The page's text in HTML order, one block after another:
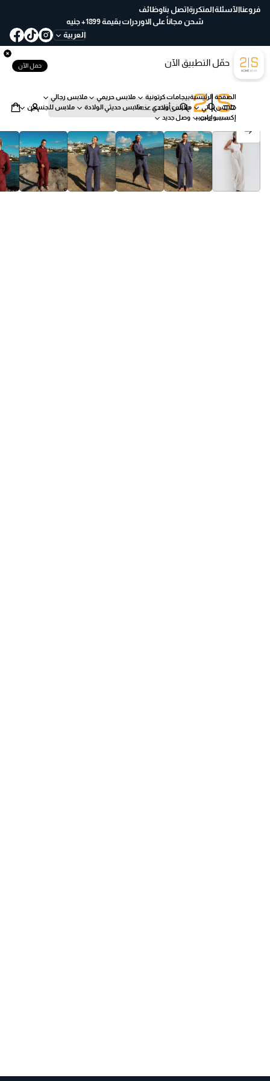
فروعنا الآسئلة المتكررة اتصل بناوظائف
شحن مجاناً على الاوردرات بقيمة 1899+ جنيه
يو
العربية
حمّل التطبيق الآن حمل الآن
الصفحة الرئيسيةبيجامات كرتونية ملابس حريمي
ملابس رجالي
ملابس بناتي
ملابس أولادي ملابس حديثي الولادة
ملابس للجنسين
إكسسوارات
وصل جديد
ب
ث
انتقل إلى معلومات المنتج